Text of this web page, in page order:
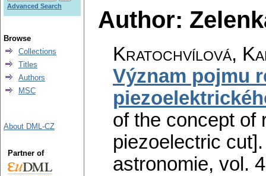
Author:
Kratochvílová,
Význam pojmu
of the concept of
piezoelectric cut].
astronomie, vol.
Advanced Search
Browse
Collections
Titles
Authors
MSC
About DML-CZ
Partner of